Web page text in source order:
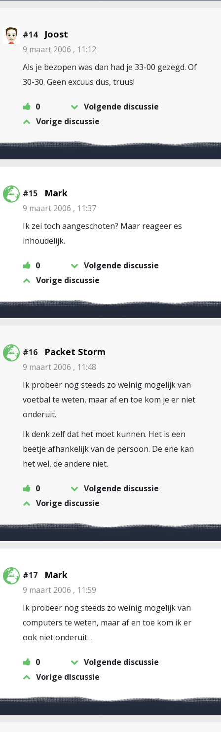
#14 Joost
9 maart 2006 , 11:12
Als je bezopen was dan had je 33-00 gezegd. Of
30-30. Geen excuus dus, truus!
0
Volgende discussie
Vorige discussie
#15 Mark
9 maart 2006 , 11:37
Ik zei toch aangeschoten? Maar reageer es
inhoudelijk.
0
Volgende discussie
Vorige discussie
#16 Packet Storm
9 maart 2006 , 11:48
Ik probeer nog steeds zo weinig mogelijk van
voetbal te weten, maar af en toe kom je er niet
onderuit.
Ik denk zelf dat het moet kunnen. Het is een
beetje afhankelijk van de persoon. De ene kan
het wel, de andere niet.
0
Volgende discussie
Vorige discussie
#17 Mark
9 maart 2006 , 11:59
Ik probeer nog steeds zo weinig mogelijk van
computers te weten, maar af en toe kom ik er
ook niet onderuit…
0
Volgende discussie
Vorige discussie